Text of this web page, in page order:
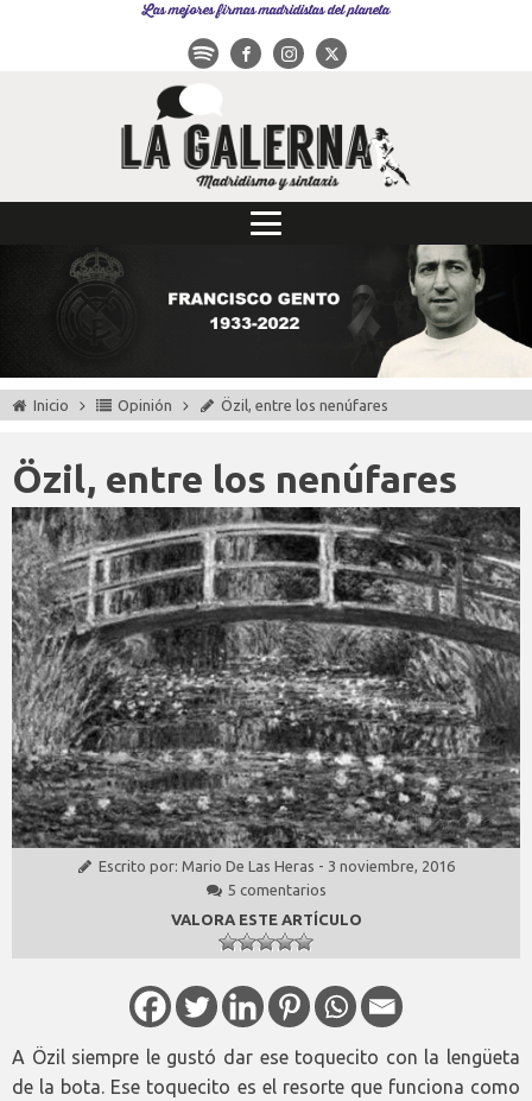
Las mejores firmas madridistas del planeta
Inicio Opinión Özil, entre los nenúfares
Özil, entre los nenúfares
Escrito por: Mario De Las Heras - 3 noviembre, 2016
5 comentarios
VALORA ESTE ARTÍCULO
A Özil siempre le gustó dar ese toquecito con la lengüeta
de la bota. Ese toquecito es el resorte que funciona como